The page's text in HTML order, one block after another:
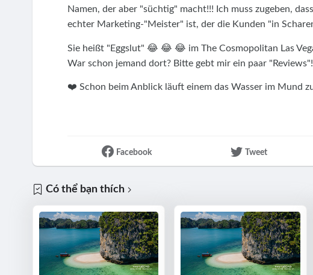
Namen, der aber "süchtig" macht!!! Ich muss zugeben,
echter Marketing-"Meister" ist, der die Kunden "in
Sie heißt "Eggslut" 😂 😂 😂 im The Cosmopolitan Las
War schon jemand dort? Bitte gebt mir ein paar
❤️ Schon beim Anblick läuft einem das Wasser im Mund
Facebook Tweet
Có thể bạn thích